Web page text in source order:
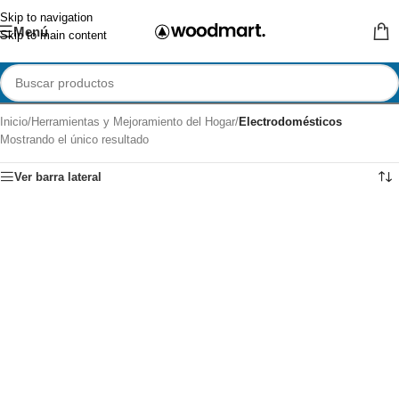
Skip to navigation
Skip to main content
Menú
Inicio/Herramientas y Mejoramiento del Hogar/Electrodomésticos
Mostrando el único resultado
Ver barra lateral